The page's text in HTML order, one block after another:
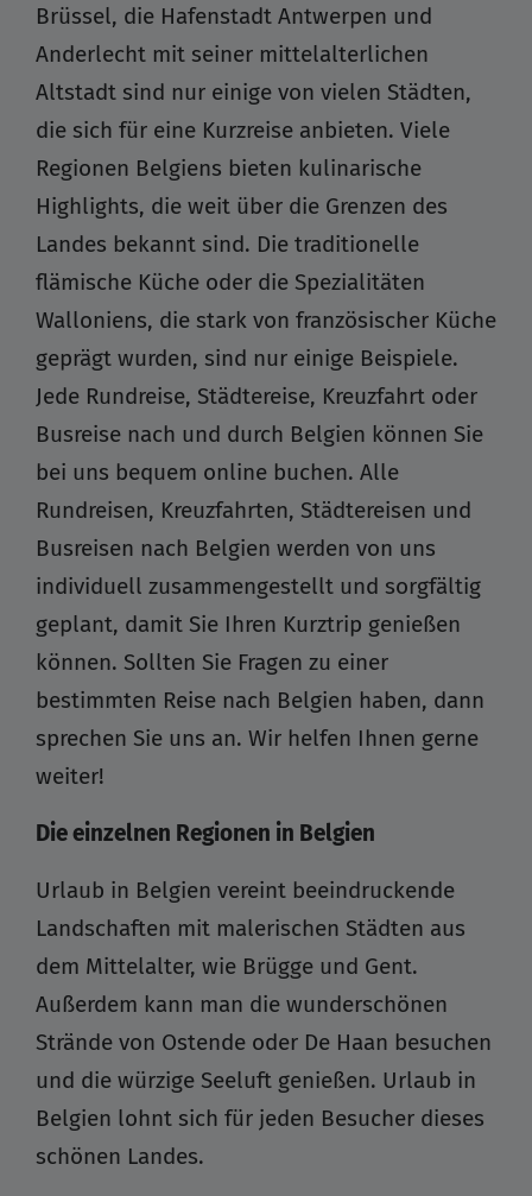
Brüssel, die Hafenstadt Antwerpen und
Anderlecht mit seiner mittelalterlichen
Altstadt sind nur einige von vielen Städten,
die sich für eine Kurzreise anbieten. Viele
Regionen Belgiens bieten kulinarische
Highlights, die weit über die Grenzen des
Landes bekannt sind. Die traditionelle
flämische Küche oder die Spezialitäten
Walloniens, die stark von französischer Küche
geprägt wurden, sind nur einige Beispiele.
Jede Rundreise, Städtereise, Kreuzfahrt oder
Busreise nach und durch Belgien können Sie
bei uns bequem online buchen. Alle
Rundreisen, Kreuzfahrten, Städtereisen und
Busreisen nach Belgien werden von uns
individuell zusammengestellt und sorgfältig
geplant, damit Sie Ihren Kurztrip genießen
können. Sollten Sie Fragen zu einer
bestimmten Reise nach Belgien haben, dann
sprechen Sie uns an. Wir helfen Ihnen gerne
weiter!
Die einzelnen Regionen in Belgien
Urlaub in Belgien vereint beeindruckende
Landschaften mit malerischen Städten aus
dem Mittelalter, wie Brügge und Gent.
Außerdem kann man die wunderschönen
Strände von Ostende oder De Haan besuchen
und die würzige Seeluft genießen. Urlaub in
Belgien lohnt sich für jeden Besucher dieses
schönen Landes.